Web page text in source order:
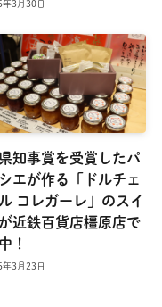
年3月30日
知事賞を受賞したパ
エが作る「ドルチェ
コレガーレ」のスイ
近鉄百貨店橿原店で
！
年3月23日